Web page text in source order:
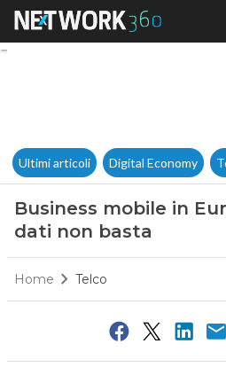
Ultimi articoli Digital Economy
Business mobile in
dati non basta
Home Telco